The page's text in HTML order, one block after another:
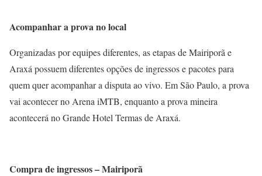
Acompanhar a prova no local
Organizadas por equipes diferentes, as etapas de Mairiporã e
Araxá possuem diferentes opções de ingressos e pacotes para
quem quer acompanhar a disputa ao vivo. Em São Paulo, a prova
vai acontecer no Arena iMTB, enquanto a prova mineira
acontecerá no Grande Hotel Termas de Araxá.
Compra de ingressos – Mairiporã